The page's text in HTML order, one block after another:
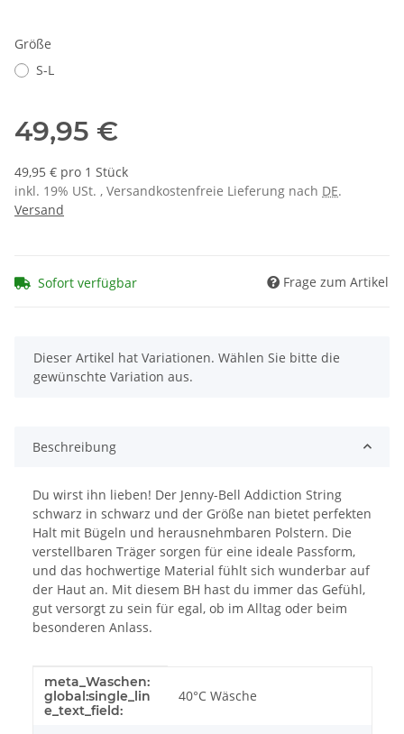
Größe
S-L
49,95 €
49,95 € pro 1 Stück
inkl. 19% USt. , Versandkostenfreie Lieferung nach DE.
Versand
Sofort verfügbar Frage zum Artikel
x
Dieser Artikel hat Variationen. Wählen Sie bitte die
gewünschte Variation aus.
Beschreibung
Du wirst ihn lieben! Der Jenny-Bell Addiction String
schwarz in schwarz und der Größe nan bietet perfekten
Halt mit Bügeln und herausnehmbaren Polstern. Die
verstellbaren Träger sorgen für eine ideale Passform,
und das hochwertige Material fühlt sich wunderbar auf
der Haut an. Mit diesem BH hast du immer das Gefühl,
gut versorgt zu sein für egal, ob im Alltag oder beim
besonderen Anlass.
Produkteigenschaft
Wert
meta_Waschen:
global:single_lin
e_text_field:
40°C Wäsche